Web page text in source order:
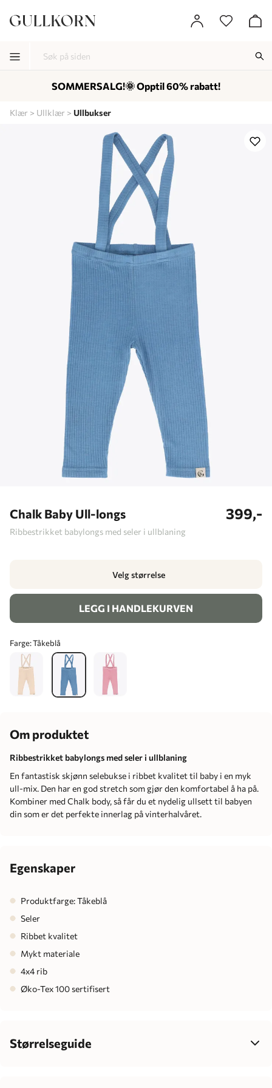
Klær Ullklær Ullbukser
Chalk Baby Ull-longs
Ribbestrikket babylongs med seler i ullblaning
399,-
Velg størrelse
LEGG I HANDLEKURVEN
Farge:Tåkeblå
Om produktet
Ribbestrikket babylongs med seler i ullblaning
En fantastisk skjønn selebukse i ribbet kvalitet til baby i en myk
ull-mix. Den har en god stretch som gjør den komfortabel å ha på.
Kombiner med Chalk body, så får du et nydelig ullsett til babyen
din som er det perfekte innerlag på vinterhalvåret.
Egenskaper
Produktfarge: Tåkeblå
Seler
Ribbet kvalitet
Mykt materiale
4x4 rib
Øko-Tex 100 sertifisert
Størrelseguide
SOMMERSALG!🌞 Opptil 60% rabatt!
-
-
-